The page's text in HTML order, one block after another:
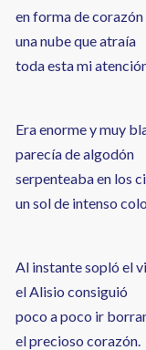
en forma de corazón
una nube que atraía
toda esta mi
Era enorme y muy
parecía de algodón
serpenteaba en los
un sol de intenso
Al instante sopló el
el Alisio consiguió
poco a poco ir
el precioso corazón.